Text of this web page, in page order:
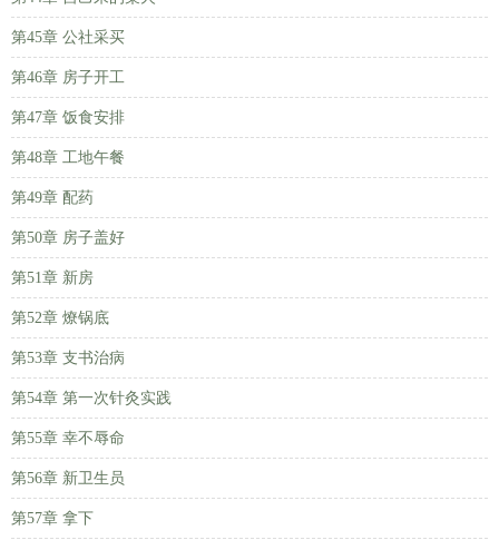
第45章 公社采买
第46章 房子开工
第47章 饭食安排
第48章 工地午餐
第49章 配药
第50章 房子盖好
第51章 新房
第52章 燎锅底
第53章 支书治病
第54章 第一次针灸实践
第55章 幸不辱命
第56章 新卫生员
第57章 拿下